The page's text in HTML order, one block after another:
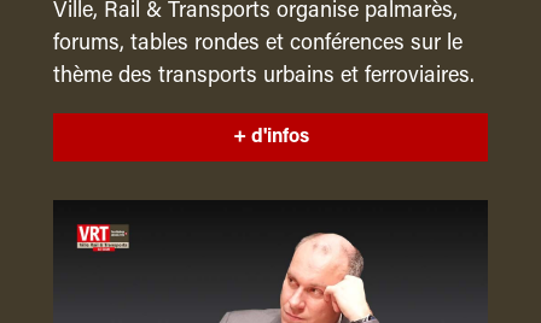
Ville, Rail & Transports organise palmarès,
forums, tables rondes et conférences sur le
thème des transports urbains et ferroviaires.
+ d'infos